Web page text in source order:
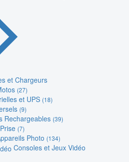
et Chargeurs
(27)
et UPS (18)
(9)
Rechargeables (39)
(7)
Photo (134)
Consoles et Jeux Vidéo